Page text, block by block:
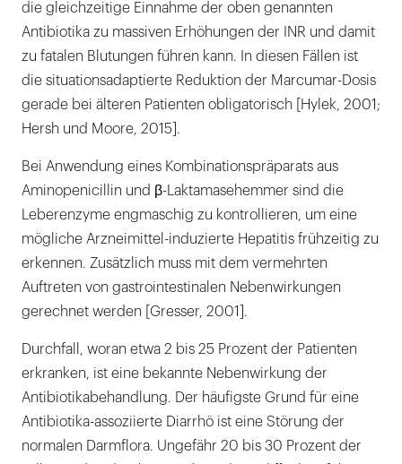
die gleichzeitige Einnahme der oben genannten
Antibiotika zu massiven Erhöhungen der INR und damit
zu fatalen Blutungen führen kann. In diesen Fällen ist
die situationsadaptierte Reduktion der Marcumar-Dosis
gerade bei älteren Patienten obligatorisch [Hylek, 2001;
Hersh und Moore, 2015].
Bei Anwendung eines Kombinationspräparats aus
Aminopenicillin und β-Laktamasehemmer sind die
Leberenzyme engmaschig zu kontrollieren, um eine
mögliche Arzneimittel-induzierte Hepatitis frühzeitig zu
erkennen. Zusätzlich muss mit dem vermehrten
Auftreten von gastrointestinalen Nebenwirkungen
gerechnet werden [Gresser, 2001].
Durchfall, woran etwa 2 bis 25 Prozent der Patienten
erkranken, ist eine bekannte Nebenwirkung der
Antibiotikabehandlung. Der häufigste Grund für eine
Antibiotika-assoziierte Diarrhö ist eine Störung der
normalen Darmflora. Ungefähr 20 bis 30 Prozent der